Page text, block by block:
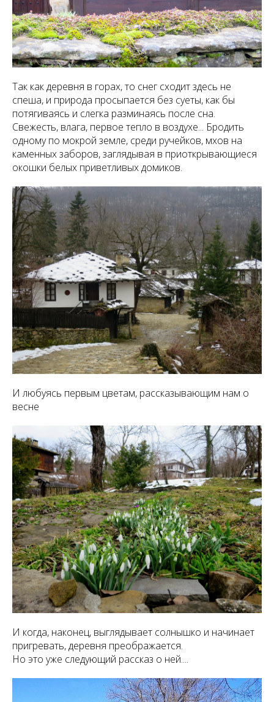
Так как деревня в горах, то снег сходит здесь не
спеша, и природа просыпается без суеты, как бы
потягиваясь и слегка разминаясь после сна.
Свежесть, влага, первое тепло в воздухе... Бродить
одному по мокрой земле, среди ручейков, мхов на
каменных заборов, заглядывая в приоткрывающиеся
окошки белых приветливых домиков.
И любуясь первым цветам, рассказывающим нам о
весне
И когда, наконец, выглядывает солнышко и начинает
пригревать, деревня преображается.
Но это уже следующий рассказ о ней....